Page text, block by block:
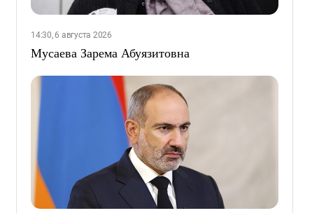
14:30, 6 августа 2026
Мусаева Зарема Абуязитовна